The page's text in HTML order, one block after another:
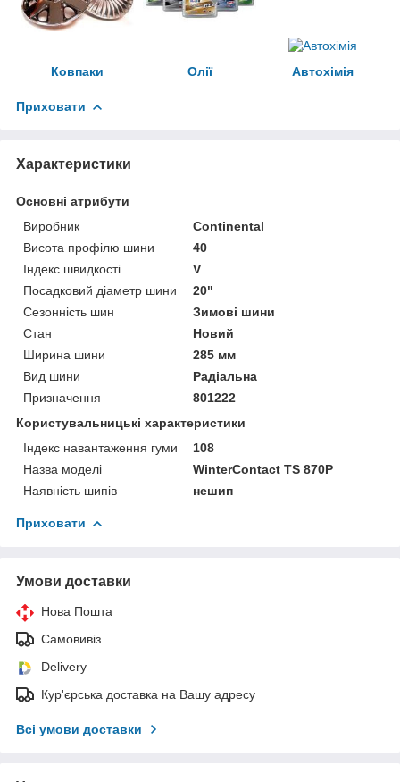
Ковпаки Олії Автохімія
Приховати
Характеристики
Основні атрибути
Виробник
Continental
Висота профілю шини
40
Індекс швидкості
V
Посадковий діаметр шини
20"
Сезонність шин
Зимові шини
Стан
Новий
Ширина шини
285 мм
Вид шини
Радіальна
Призначення
801222
Користувальницькі характеристики
Індекс навантаження гуми
108
Назва моделі
WinterContact TS 870P
Наявність шипів
нешип
Приховати
Умови доставки
Нова Пошта
Самовивіз
Delivery
Кур'єрська доставка на Вашу адресу
Всі умови доставки